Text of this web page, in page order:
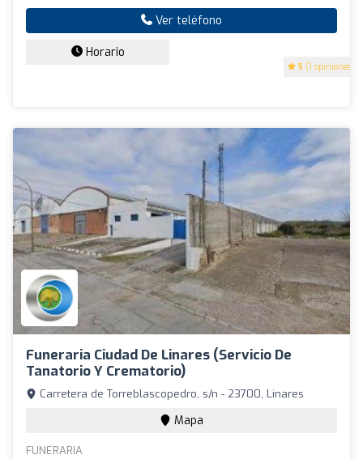
5 (1 opiniones)
Ver teléfono
Horario
Funeraria Ciudad De Linares (Servicio De
Tanatorio Y Crematorio)
Carretera de Torreblascopedro, s/n - 23700, Linares
Mapa
FUNERARIA